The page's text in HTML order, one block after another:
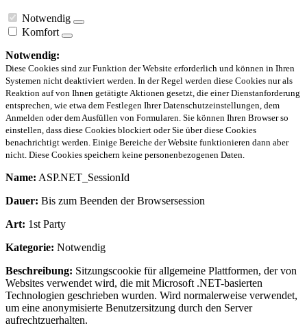
Notwendig
Komfort
Notwendig:
Diese Cookies sind zur Funktion der Website erforderlich und können in Ihren
Systemen nicht deaktiviert werden. In der Regel werden diese Cookies nur als
Reaktion auf von Ihnen getätigte Aktionen gesetzt, die einer Dienstanforderung
entsprechen, wie etwa dem Festlegen Ihrer Datenschutzeinstellungen, dem
Anmelden oder dem Ausfüllen von Formularen. Sie können Ihren Browser so
einstellen, dass diese Cookies blockiert oder Sie über diese Cookies
benachrichtigt werden. Einige Bereiche der Website funktionieren dann aber
nicht. Diese Cookies speichern keine personenbezogenen Daten.
Name: ASP.NET_SessionId
Dauer: Bis zum Beenden der Browsersession
Art: 1st Party
Kategorie: Notwendig
Beschreibung: Sitzungscookie für allgemeine Plattformen, der von
Websites verwendet wird, die mit Microsoft .NET-basierten
Technologien geschrieben wurden. Wird normalerweise verwendet,
um eine anonymisierte Benutzersitzung durch den Server
aufrechtzuerhalten.